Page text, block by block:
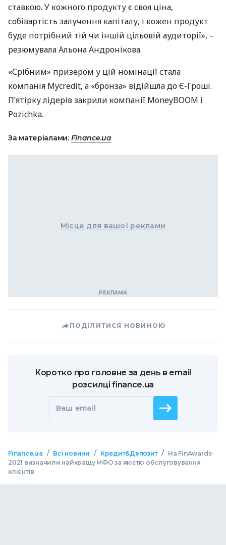
ставкою. У кожного продукту є своя ціна,
собівартість залучення капіталу, і кожен продукт
буде потрібний тій чи іншій цільовій аудиторії», –
резюмувала Альона Андронікова.
«Срібним» призером у цій номінації стала
компанія Mycredit, а «бронза» відійшла до Є-Гроші.
П’ятірку лідерів закрили компанії MoneyBOOM і
Pozichka.
За матеріалами: Finance.ua
Місце для вашої реклами
ПОДІЛИТИСЯ НОВИНОЮ
Коротко про головне за день в email
розсилці finance.ua
Ваш email
Finance.ua / Всі новини / Кредит&Депозит / На FinAwards-
2021 визначили найкращу МФО за якістю обслуговування
клієнтів